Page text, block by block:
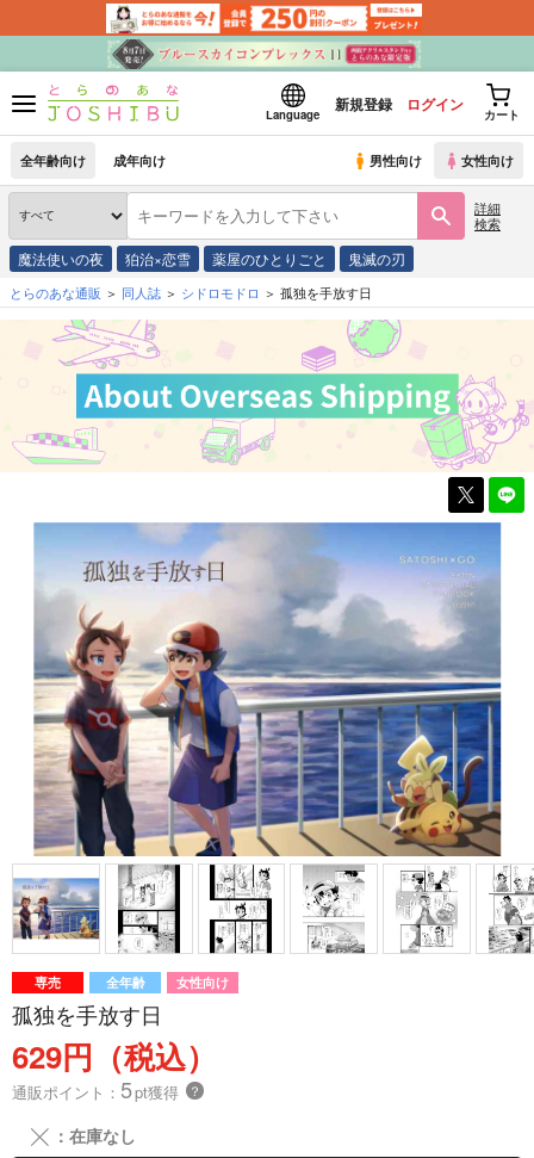
Language
新規登録 ログイン
カート
全年齢向け 成年向け 男性向け 女性向け
詳細
検索
魔法使いの夜 狛治×恋雪 薬屋のひとりごと 鬼滅の刃
とらのあな通販 同人誌 シドロモドロ 孤独を手放す日
専売 全年齢 女性向け
孤独を手放す日
629円（税込）
通販ポイント： 5pt獲得 ？
╳ ：在庫なし